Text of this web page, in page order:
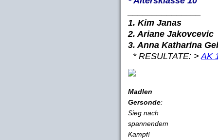
1. Kim Janas
2. Ariane Jakovcevic
3. Anna Katharina
* RESULTATE: > AK
Madlen
Gersonde:
Sieg nach
spannendem
Kampf!